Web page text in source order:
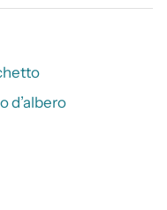
d’albero